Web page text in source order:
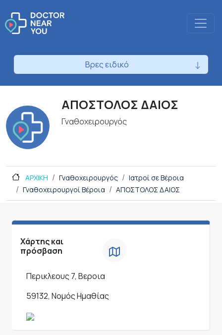
Βρες ειδικό
ΑΠΟΣΤΟΛΟΣ ΔΑΙΟΣ
Γναθοχειρουργός
ΑΡΧΙΚΗ Γναθοχειρουργός
Ιατροί σε Βέροια
Γναθοχειρουργοί Βέροια
ΑΠΟΣΤΟΛΟΣ ΔΑΙΟΣ
Χάρτης και
πρόσβαση
Περικλεους 7, Βεροια
59132, Νομός Ημαθίας